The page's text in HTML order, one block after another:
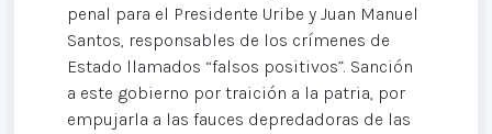
penal para el Presidente Uribe y Juan Manuel
Santos, responsables de los crímenes de
Estado llamados “falsos positivos”. Sanción
a este gobierno por traición a la patria, por
empujarla a las fauces depredadoras de las